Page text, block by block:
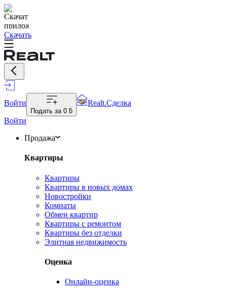
Скачать
Войти
Подать за 0 ƃ
Realt.Сделка
Войти
Продажа
Квартиры
Квартиры
Квартиры в новых домах
Новостройки
Комнаты
Обмен квартир
Квартиры с ремонтом
Квартиры без отделки
Элитная недвижимость
Оценка
Онлайн-оценка